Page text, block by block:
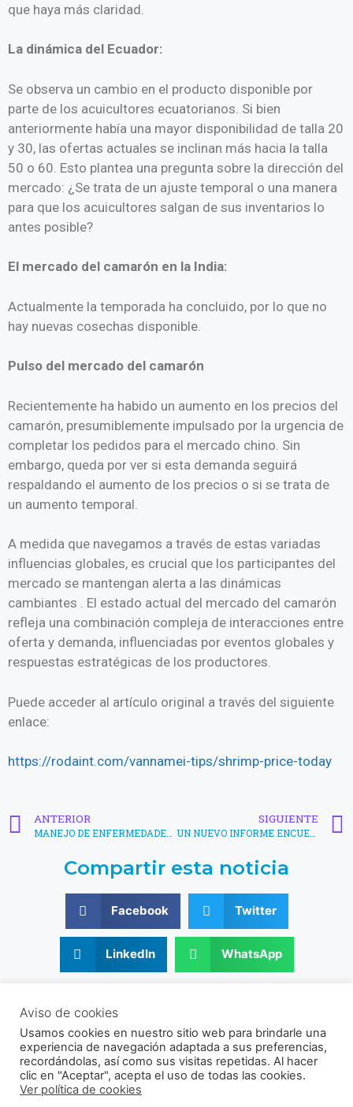
que haya más claridad.
La dinámica del Ecuador:
Se observa un cambio en el producto disponible por
parte de los acuicultores ecuatorianos. Si bien
anteriormente había una mayor disponibilidad de talla 20
y 30, las ofertas actuales se inclinan más hacia la talla
50 o 60. Esto plantea una pregunta sobre la dirección del
mercado: ¿Se trata de un ajuste temporal o una manera
para que los acuicultores salgan de sus inventarios lo
antes posible?
El mercado del camarón en la India:
Actualmente la temporada ha concluido, por lo que no
hay nuevas cosechas disponible.
Pulso del mercado del camarón
Recientemente ha habido un aumento en los precios del
camarón, presumiblemente impulsado por la urgencia de
completar los pedidos para el mercado chino. Sin
embargo, queda por ver si esta demanda seguirá
respaldando el aumento de los precios o si se trata de
un aumento temporal.
A medida que navegamos a través de estas variadas
influencias globales, es crucial que los participantes del
mercado se mantengan alerta a las dinámicas
cambiantes . El estado actual del mercado del camarón
refleja una combinación compleja de interacciones entre
oferta y demanda, influenciadas por eventos globales y
respuestas estratégicas de los productores.
Puede acceder al artículo original a través del siguiente
enlace:
https://rodaint.com/vannamei-tips/shrimp-price-today
ANTERIOR SIGUIENTE
UN NUEVO INFORME ENCUENTRA UNA BRECHA PELIGROSA EN LAS PRUEBAS DEL VIRUS DEL SÍNDROME DE LA MANCHA BLANCA
Compartir esta noticia
Facebook Twitter
LinkedIn WhatsApp
© 2021 - 2026 Sociedad Venezolana de Acuicultura
Av. Universidad, Instituto de Zoología Agrícola, Facultad de
Agronomía UCV, Sector El Limón, Maracay, Aragua, Venezuela.
Aviso de cookies
Usamos cookies en nuestro sitio web para brindarle una
experiencia de navegación adaptada a sus preferencias,
recordándolas, así como sus visitas repetidas. Al hacer
clic en "Aceptar", acepta el uso de todas las cookies.
Ver política de cookies